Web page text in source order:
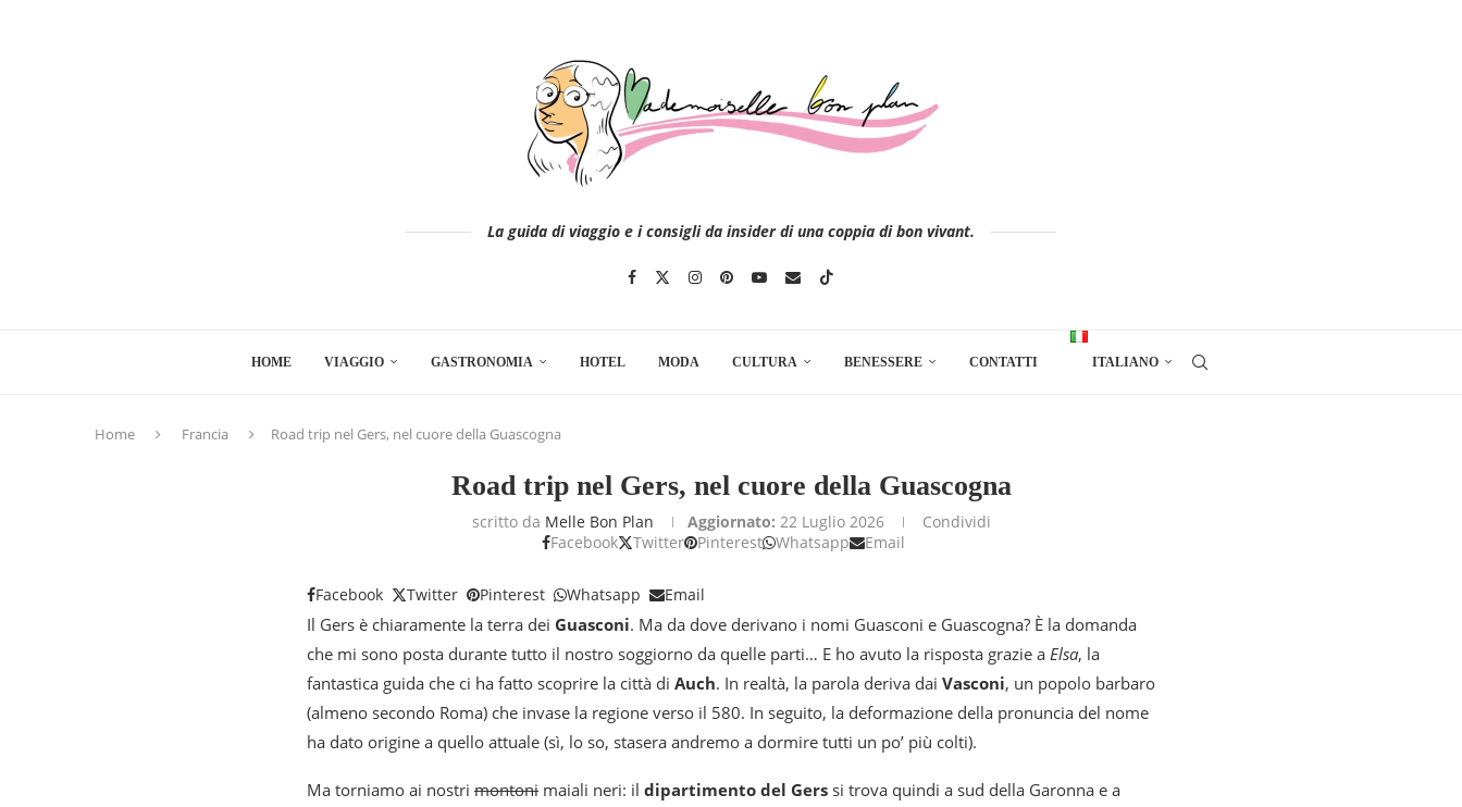
La guida di viaggio e i consigli da insider di una coppia di bon vivant.
HOME VIAGGIO GASTRONOMIA HOTEL MODA CULTURA BENESSERE CONTATTI ITALIANO
Home Francia Road trip nel Gers, nel cuore della Guascogna
Road trip nel Gers, nel cuore della Guascogna
scritto da Melle Bon Plan Aggiornato: 22 Luglio 2026
Condividi
Facebook
Twitter Pinterest Whatsapp Email
Facebook Twitter Pinterest Whatsapp Email
Il Gers è chiaramente la terra dei Guasconi. Ma da dove derivano i nomi Guasconi e Guascogna? È la domanda
che mi sono posta durante tutto il nostro soggiorno da quelle parti… E ho avuto la risposta grazie a Elsa, la
fantastica guida che ci ha fatto scoprire la città di Auch. In realtà, la parola deriva dai Vasconi, un popolo barbaro
(almeno secondo Roma) che invase la regione verso il 580. In seguito, la deformazione della pronuncia del nome
ha dato origine a quello attuale (sì, lo so, stasera andremo a dormire tutti un po’ più colti).
Ma torniamo ai nostri montoni maiali neri: il dipartimento del Gers si trova quindi a sud della Garonna e a